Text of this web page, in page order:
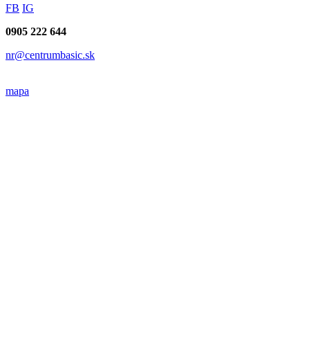
FB IG
0905 222 644
nr@centrumbasic.sk
mapa